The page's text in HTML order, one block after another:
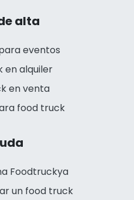
alta
eventos
en alquiler
en venta
food truck
Foodtruckya
un food truck